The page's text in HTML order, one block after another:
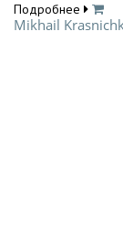
Подробнее
Mikhail